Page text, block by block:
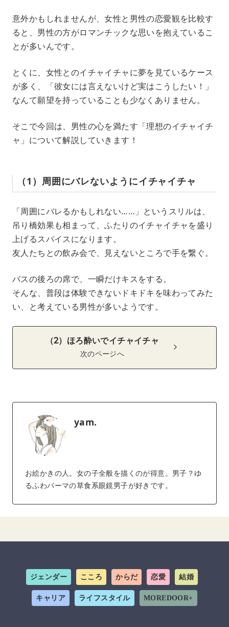
意外かもしれませんが、女性と男性の恋愛観を比較す
ると、男性の方がロマンチックな思いを抱えているこ
とが多いんです。
とくに、女性とのイチャイチャに夢を見ているケース
が多く、「彼女には言えないけど実はこうしたい！」
なんて願望を持っていることも少なくありません。
そこで今回は、男性の心を満たす「理想のイチャイチ
ャ」について解説していきます！
（1）周囲にバレないようにイチャイチャ
「周囲にバレるかもしれない……」というスリルは、
吊り橋効果も相まって、ふたりのイチャイチャを盛り
上げるスパイスになります。
友人たちとの飲み会で、見えないところで手を繋ぐ。
バスの後ろの席で、一瞬だけキスをする。
そんな、普段は体験できないドキドキを味わってみた
い、と考えている男性が多いようです。
（2）ほろ酔いでイチャイチャ
次のページへ
yam.
お絵かきの人。女の子全般を描くのが得意。男子？ゆ
るふわパーマの草食系眼鏡男子が好きです。
ジェンダー こころ からだ 恋愛 結婚
キャリア ライフスタイル MOREDOOR+